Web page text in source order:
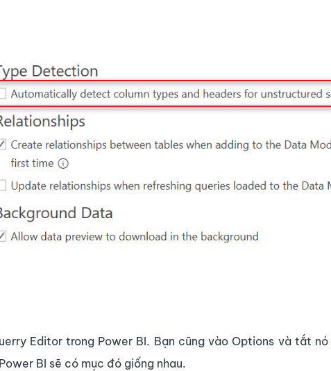
Editor trong Power BI. Bạn cũng vào Options và tắt
BI sẽ có mục đó giống nhau.